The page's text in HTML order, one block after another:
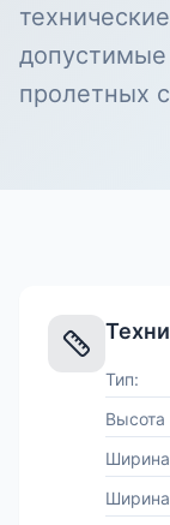
допустимые
пролетных
Тип:
Высота